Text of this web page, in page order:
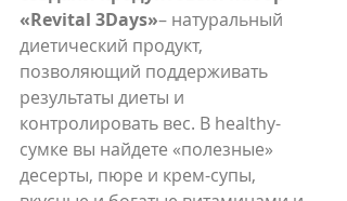
«Revital 3Days»– натуральный
диетический продукт,
позволяющий поддерживать
результаты диеты и
контролировать вес. В healthy-
сумке вы найдете «полезные»
десерты, пюре и крем-супы,